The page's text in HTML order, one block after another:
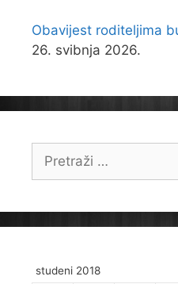
Obavijest roditeljima
26. svibnja 2026.
Pretraži:
studeni 2018